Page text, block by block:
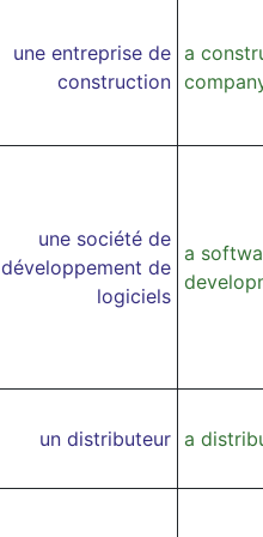
une entreprise de
construction
a
une société de
développement de
logiciels
a
un distributeur a